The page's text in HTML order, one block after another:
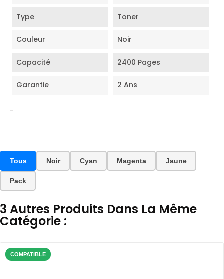
Type Toner
Couleur Noir
Capacité 2400 Pages
Garantie 2 Ans
-
Tous Noir Cyan Magenta Jaune
Pack
3 Autres Produits Dans La Même
Catégorie :
COMPATIBLE